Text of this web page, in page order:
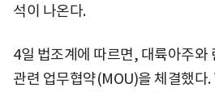
석이 나온다.
4일 법조계에 따르면, 대륙아주와
관련 업무협약(MOU)을 체결했다